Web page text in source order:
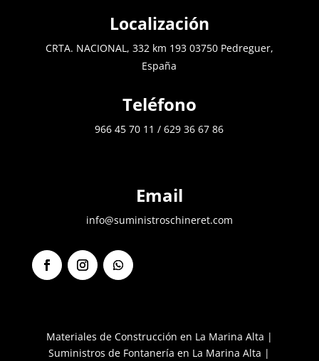
Localización
CRTA. NACIONAL, 332 km 193 03750 Pedreguer,
España
Teléfono
966 45 70 11 / 629 36 67 86
Email
info@suministroschineret.com
FacebookInstagramSeguir
Materiales de Construcción en La Marina Alta |
Suministros de Fontanería en La Marina Alta |